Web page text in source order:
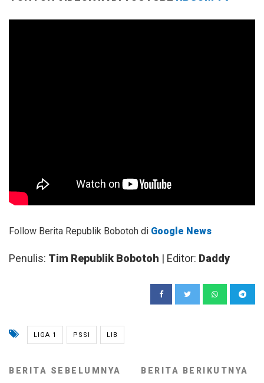
Follow Berita Republik Bobotoh di Google News
Penulis: Tim Republik Bobotoh | Editor: Daddy
LIGA 1 PSSI LIB
BERITA SEBELUMNYA BERITA BERIKUTNYA